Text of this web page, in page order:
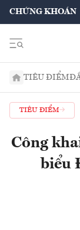
CHỨNG KHOÁN
TIÊU ĐIỂM
TIÊU ĐIỂM
Công
biểu